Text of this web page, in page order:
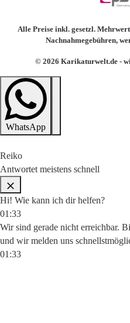
© 2026 Karikaturwelt.de -
Alle Preise inkl. gesetzl.
Nachnahmegebühren,
WhatsApp
Reiko
Antwortet meistens schnell
Hi! Wie kann ich dir helfen?
01:33
Wir sind gerade nicht erreichbar.
und wir melden uns
01:33